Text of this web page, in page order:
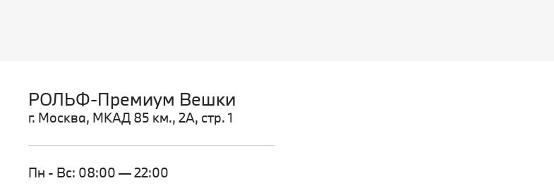
РОЛЬФ-Премиум Вешки
г. Москва, МКАД 85 км., 2А, стр. 1
Пн - Вс: 08:00 — 22:00